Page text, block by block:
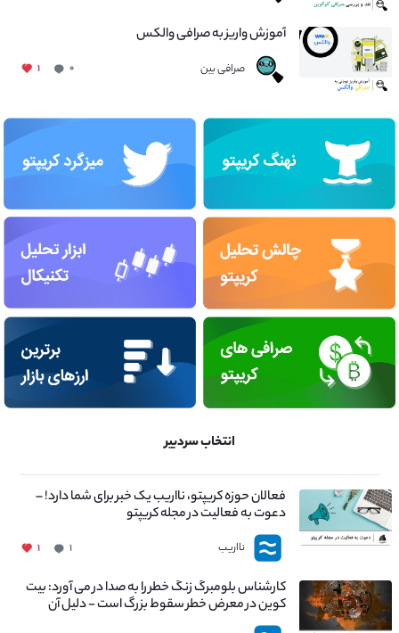
آموزش واریز به صرافی والکس
صرافی بین ۰ ۱
انتخاب سردبیر
فعالان حوزه کریپتو، نااریب یک خبر برای شما دارد! –
دعوت به فعالیت در مجله کریپتو
نااریب ۱ ۱
کارشناس بلومبرگ زنگ خطر را به صدا در می آورد: بیت
کوین در معرض خطر سقوط بزرگ است - دلیل آن
چیست؟